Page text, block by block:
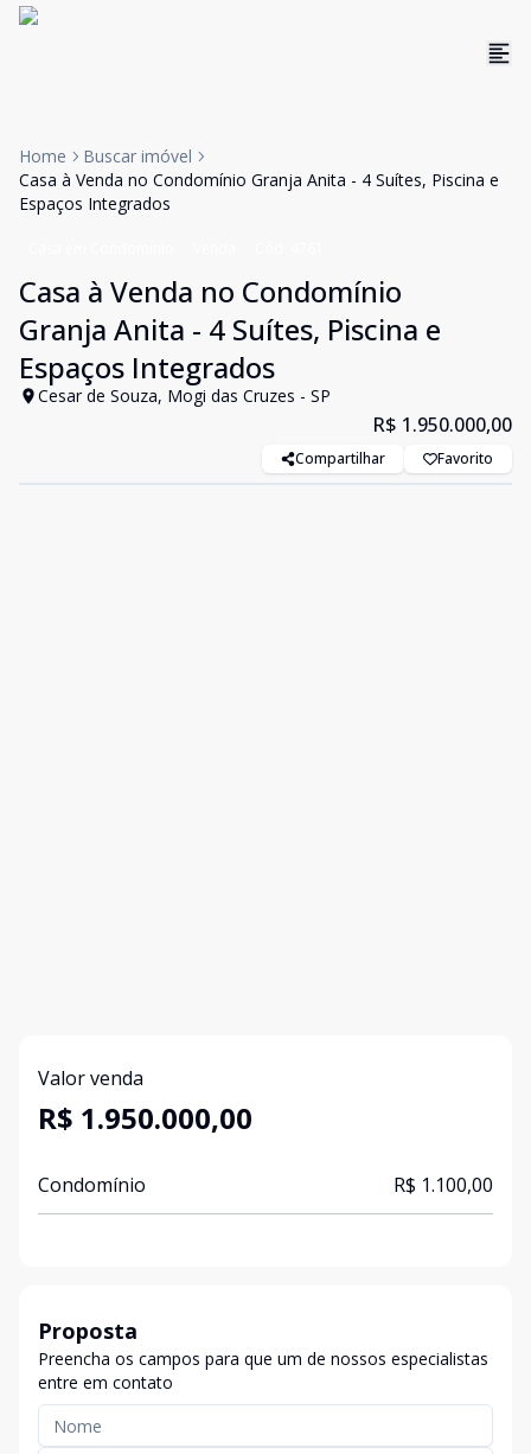
Home
Buscar imóvel
Casa à Venda no Condomínio Granja Anita - 4 Suítes, Piscina e
Espaços Integrados
Casa à Venda no Condomínio
Granja Anita - 4 Suítes, Piscina e
Espaços Integrados
Cesar de Souza, Mogi das Cruzes - SP
R$ 1.950.000,00
Compartilhar Favorito
Valor venda
R$ 1.950.000,00
Condomínio R$ 1.100,00
Proposta
Preencha os campos para que um de nossos especialistas
entre em contato